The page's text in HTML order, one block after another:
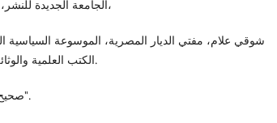
الجامعة الجديدة للنشر، الإسكندرية، مصر، 2005م،
الكتب العلمية والوثائق القومية بالقاهرة، 2018م.
صحيح البخاري حديث رقم "3861".